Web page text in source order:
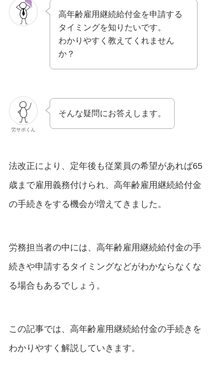
高年齢雇用継続給付金を申請する
タイミングを知りたいです。
わかりやすく教えてくれません
か？
労サポくん
そんな疑問にお答えします。
法改正により、定年後も従業員の希望があれば65
歳まで雇用義務付けられ、高年齢雇用継続給付金
の手続きをする機会が増えてきました。
労務担当者の中には、高年齢雇用継続給付金の手
続きや申請するタイミングなどがわかならなくな
る場合もあるでしょう。
この記事では、高年齢雇用継続給付金の手続きを
わかりやすく解説していきます。